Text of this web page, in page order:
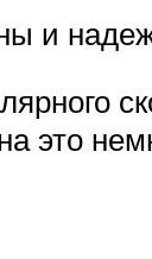
и
это